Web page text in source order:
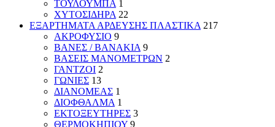
ΤΟΥΛΟΥΜΠΑ 1
ΧΥΤΟΣΙΔΗΡΑ 22
ΕΞΑΡΤΗΜΑΤΑ ΑΡΔΕΥΣΗΣ ΠΛΑΣΤΙΚΑ 217
ΑΚΡΟΦΥΣΙΟ 9
ΒΑΝΕΣ / ΒΑΝΑΚΙΑ 9
ΒΑΣΕΙΣ ΜΑΝΟΜΕΤΡΩΝ 2
ΓΑΝΤΖΟΙ 2
ΓΩΝΙΕΣ 13
ΔΙΑΝΟΜΕΑΣ 1
ΔΙΟΦΘΑΛΜΑ 1
ΕΚΤΟΞΕΥΤΗΡΕΣ 3
ΘΕΡΜΟΚΗΠΙΟΥ 9